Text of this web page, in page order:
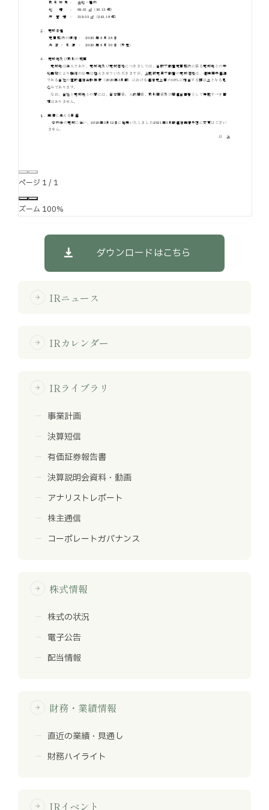
お問い合わせ
サイトマップ勧誘方針 IRポリシー
ページ 1/ 1
ズーム 100%
ダウンロードはこちら
arrow_forward IRニュース
arrow_forward IRカレンダー
arrow_forward IRライブラリ
事業計画
決算短信
有価証券報告書
決算説明会資料・動画
アナリストレポート
株主通信
コーポレートガバナンス
arrow_forward 株式情報
株式の状況
電子公告
配当情報
arrow_forward 財務・業績情報
直近の業績・見通し
財務ハイライト
arrow_forward IRイベント